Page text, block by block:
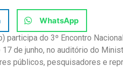
WhatsApp
participa do 3º Encontro
de junho, no auditório do
públicos, pesquisadores e